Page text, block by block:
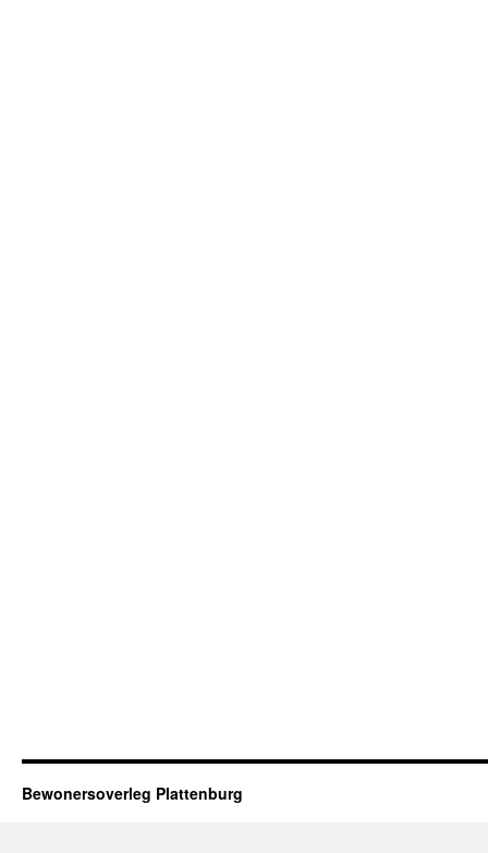
Bewonersoverleg Plattenburg